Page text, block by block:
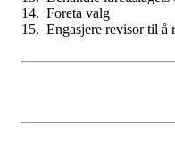
14. Foreta valg
15. Engasjere revisor til å